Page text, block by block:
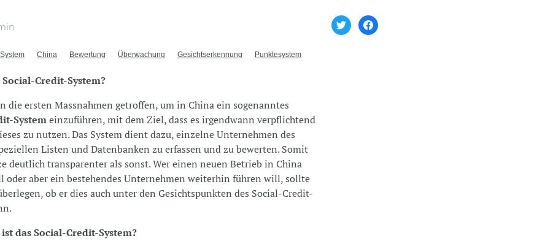
System China Bewertung Überwachung Gesichtserkennung Punktesystem
Social-Credit-System?
die ersten Massnahmen getroffen, um in China ein sogenanntes
Systemeinzuführen, mit dem Ziel, dass es irgendwann verpflichtend
zu nutzen. Das System dient dazu, einzelne Unternehmen des
Listen und Datenbanken zu erfassen und zu bewerten. Somit
deutlich transparenter als sonst. Wer einen neuen Betrieb in China
oder aber ein bestehendes Unternehmen weiterhin führen will, sollte
ob er dies auch unter den Gesichtspunkten des Social-Credit-
das Social-Credit-System?